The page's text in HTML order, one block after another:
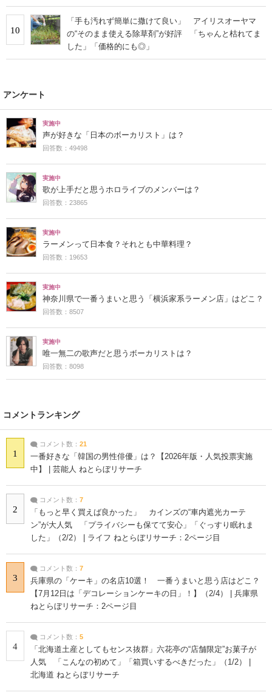
10
「手も汚れず簡単に撒けて良い」 アイリスオーヤマ
の“そのまま使える除草剤”が好評 「ちゃんと枯れてま
した」「価格的にも◎」
アンケート
実施中
声が好きな「日本のボーカリスト」は？
回答数：49498
実施中
歌が上手だと思うホロライブのメンバーは？
回答数：23865
実施中
ラーメンって日本食？それとも中華料理？
回答数：19653
実施中
神奈川県で一番うまいと思う「横浜家系ラーメン店」はどこ？
回答数：8507
実施中
唯一無二の歌声だと思うボーカリストは？
回答数：8098
コメントランキング
1
コメント数： 21
一番好きな「韓国の男性俳優」は？【2026年版・人気投票実施
中】 | 芸能人 ねとらぼリサーチ
2
コメント数： 7
「もっと早く買えば良かった」 カインズの“車内遮光カーテ
ン”が大人気 「プライバシーも保てて安心」「ぐっすり眠れま
した」（2/2） | ライフ ねとらぼリサーチ：2ページ目
3
コメント数： 7
兵庫県の「ケーキ」の名店10選！ 一番うまいと思う店はどこ？
【7月12日は「デコレーションケーキの日」！】（2/4） | 兵庫県
ねとらぼリサーチ：2ページ目
4
コメント数： 5
「北海道土産としてもセンス抜群」六花亭の“店舗限定”お菓子が
人気 「こんなの初めて」「箱買いするべきだった」（1/2） |
北海道 ねとらぼリサーチ